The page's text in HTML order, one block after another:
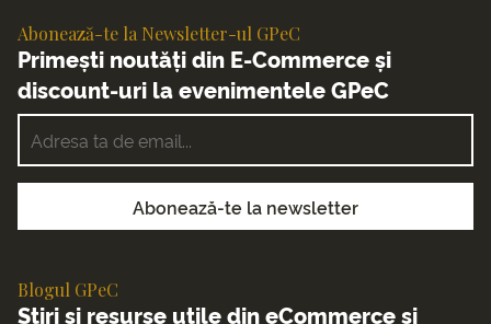
Abonează-te la Newsletter-ul GPeC
Primești noutăți din E-Commerce și
discount-uri la evenimentele GPeC
Blogul GPeC
Știri și resurse utile din eCommerce și